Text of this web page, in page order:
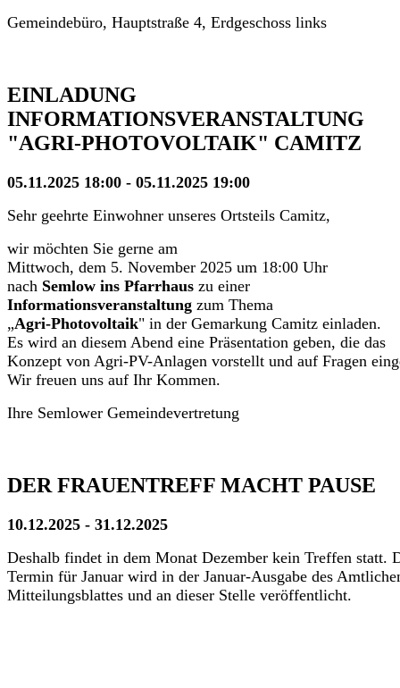
Gemeindebüro, Hauptstraße 4, Erdgeschoss links
EINLADUNG
INFORMATIONSVERANSTALTUNG
"AGRI-PHOTOVOLTAIK" CAMITZ
05.11.2025 18:00 - 05.11.2025 19:00
Sehr geehrte Einwohner unseres Ortsteils Camitz,
wir möchten Sie gerne am
Mittwoch, dem 5. November 2025 um 18:00 Uhr
nach Semlow ins Pfarrhaus zu einer
Informationsveranstaltung zum Thema
„Agri-Photovoltaik" in der Gemarkung Camitz einladen.
Es wird an diesem Abend eine Präsentation geben, die das
Konzept von Agri-PV-Anlagen vorstellt und auf Fragen
Wir freuen uns auf Ihr Kommen.
Ihre Semlower Gemeindevertretung
DER FRAUENTREFF MACHT PAUSE
10.12.2025 - 31.12.2025
Deshalb findet in dem Monat Dezember kein Treffen statt.
Termin für Januar wird in der Januar-Ausgabe des
Mitteilungsblattes und an dieser Stelle veröffentlicht.